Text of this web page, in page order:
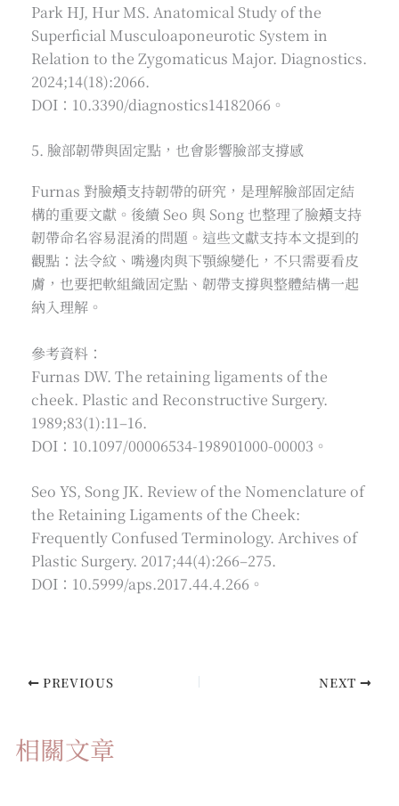
Park HJ, Hur MS. Anatomical Study of the
Superficial Musculoaponeurotic System in
Relation to the Zygomaticus Major. Diagnostics.
2024;14(18):2066.
DOI：10.3390/diagnostics14182066。
5. 臉部韌帶與固定點，也會影響臉部支撐感
Furnas 對臉頰支持韌帶的研究，是理解臉部固定結
構的重要文獻。後續 Seo 與 Song 也整理了臉頰支持
韌帶命名容易混淆的問題。這些文獻支持本文提到的
觀點：法令紋、嘴邊肉與下顎線變化，不只需要看皮
膚，也要把軟組織固定點、韌帶支撐與整體結構一起
納入理解。
參考資料：
Furnas DW. The retaining ligaments of the
cheek. Plastic and Reconstructive Surgery.
1989;83(1):11–16.
DOI：10.1097/00006534-198901000-00003。
Seo YS, Song JK. Review of the Nomenclature of
the Retaining Ligaments of the Cheek:
Frequently Confused Terminology. Archives of
Plastic Surgery. 2017;44(4):266–275.
DOI：10.5999/aps.2017.44.4.266。
PREVIOUS NEXT
相關文章